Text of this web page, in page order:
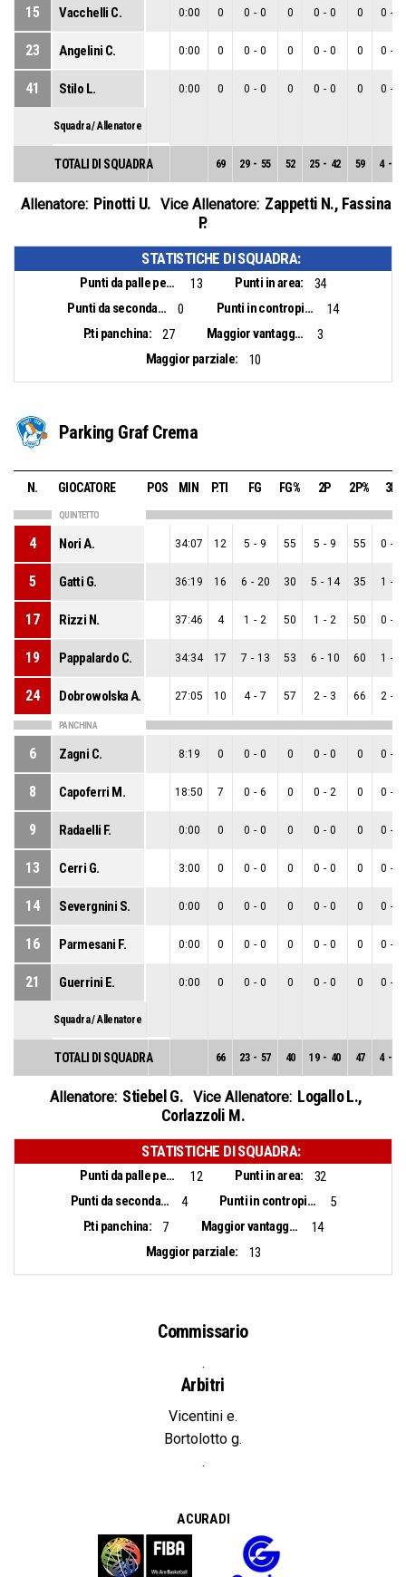
15 Vacchelli C. 0:00 0 0 - 0 0 0 - 0 0 0 -
23 Angelini C. 0:00 0 0 - 0 0 0 - 0 0 0 -
41 Stilo L. 0:00 0 0 - 0 0 0 - 0 0 0 -
Squadra / Allenatore
TOTALI DI SQUADRA 69 29 - 55 52 25 - 42 59 4 -
Allenatore: Pinotti U. Vice Allenatore: Zappetti N., Fassina
P.
STATISTICHE DI SQUADRA:
Punti da palle perse: 13 Punti in area:
34
Punti da seconda opportunità:
0 Punti in contropiede:
14
P.ti panchina:
27 Maggior vantaggio:
3
Maggior parziale:
10
Parking Graf Crema
N. GIOCATORE POS MIN P.TI FG FG% 2P 2P% 3P
QUINTETTO
4 Nori A. 34:07 12 5 - 9 55 5 - 9 55 0 -
5 Gatti G. 36:19 16 6 - 20 30 5 - 14 35 1 -
17 Rizzi N. 37:46 4 1 - 2 50 1 - 2 50 0 -
19 Pappalardo C. 34:34 17 7 - 13 53 6 - 10 60 1 -
24 Dobrowolska A. 27:05 10 4 - 7 57 2 - 3 66 2 -
PANCHINA
6 Zagni C. 8:19 0 0 - 0 0 0 - 0 0 0 -
8 Capoferri M. 18:50 7 0 - 6 0 0 - 2 0 0 -
9 Radaelli F. 0:00 0 0 - 0 0 0 - 0 0 0 -
13 Cerri G. 3:00 0 0 - 0 0 0 - 0 0 0 -
14 Severgnini S. 0:00 0 0 - 0 0 0 - 0 0 0 -
16 Parmesani F. 0:00 0 0 - 0 0 0 - 0 0 0 -
21 Guerrini E. 0:00 0 0 - 0 0 0 - 0 0 0 -
Squadra / Allenatore
TOTALI DI SQUADRA 66 23 - 57 40 19 - 40 47 4 -
Allenatore: Stiebel G. Vice Allenatore: Logallo L.,
Corlazzoli M.
STATISTICHE DI SQUADRA:
Punti da palle perse: 12 Punti in area:
32
Punti da seconda opportunità:
4 Punti in contropiede:
5
P.ti panchina:
7 Maggior vantaggio:
14
Maggior parziale:
13
Commissario
.
Arbitri
Vicentini e.
Bortolotto g.
.
A CURA DI